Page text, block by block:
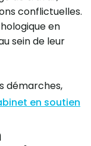
conflictuelles.
en
sein de leur
démarches,
en soutien